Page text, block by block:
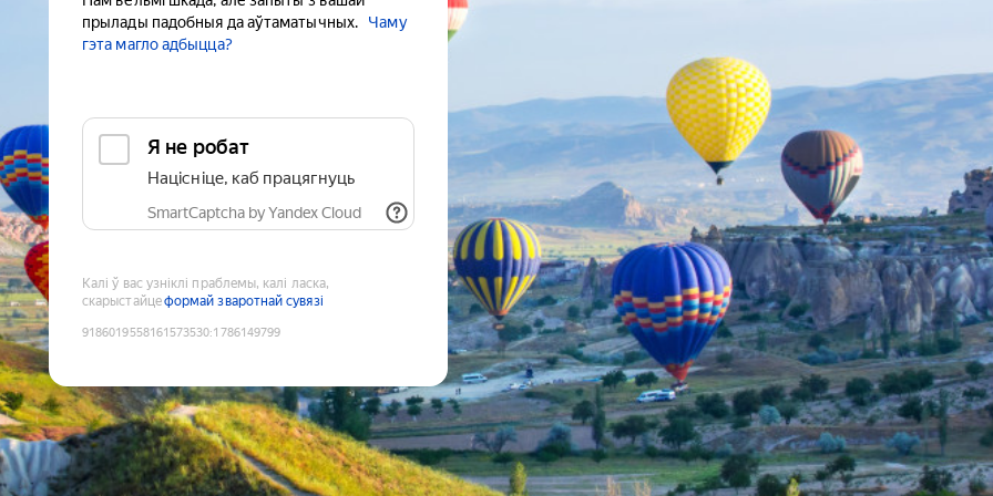
прылады падобныя да аўтаматычных.
Чаму
гэта магло адбыцца?
Я не робат
Націсніце, каб працягнуць
SmartCaptcha by Yandex Cloud
Калі ў вас узніклі праблемы, калі ласка,
скарыстайцеформай зваротнай сувязі
9186019558161573530:1786149799